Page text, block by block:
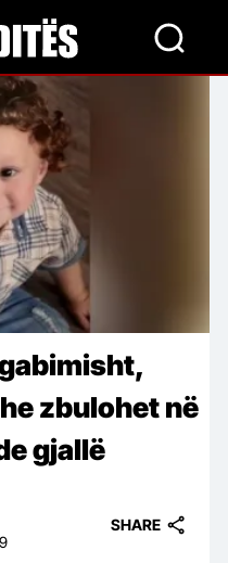
zbulohet në
gjallë
SHARE